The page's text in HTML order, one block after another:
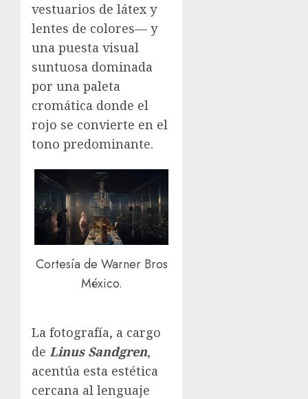
vestuarios de látex y
lentes de colores— y
una puesta visual
suntuosa dominada
por una paleta
cromática donde el
rojo se convierte en el
tono predominante.
Cortesía de Warner Bros
México.
La fotografía, a cargo
de Linus Sandgren,
acentúa esta estética
cercana al lenguaje